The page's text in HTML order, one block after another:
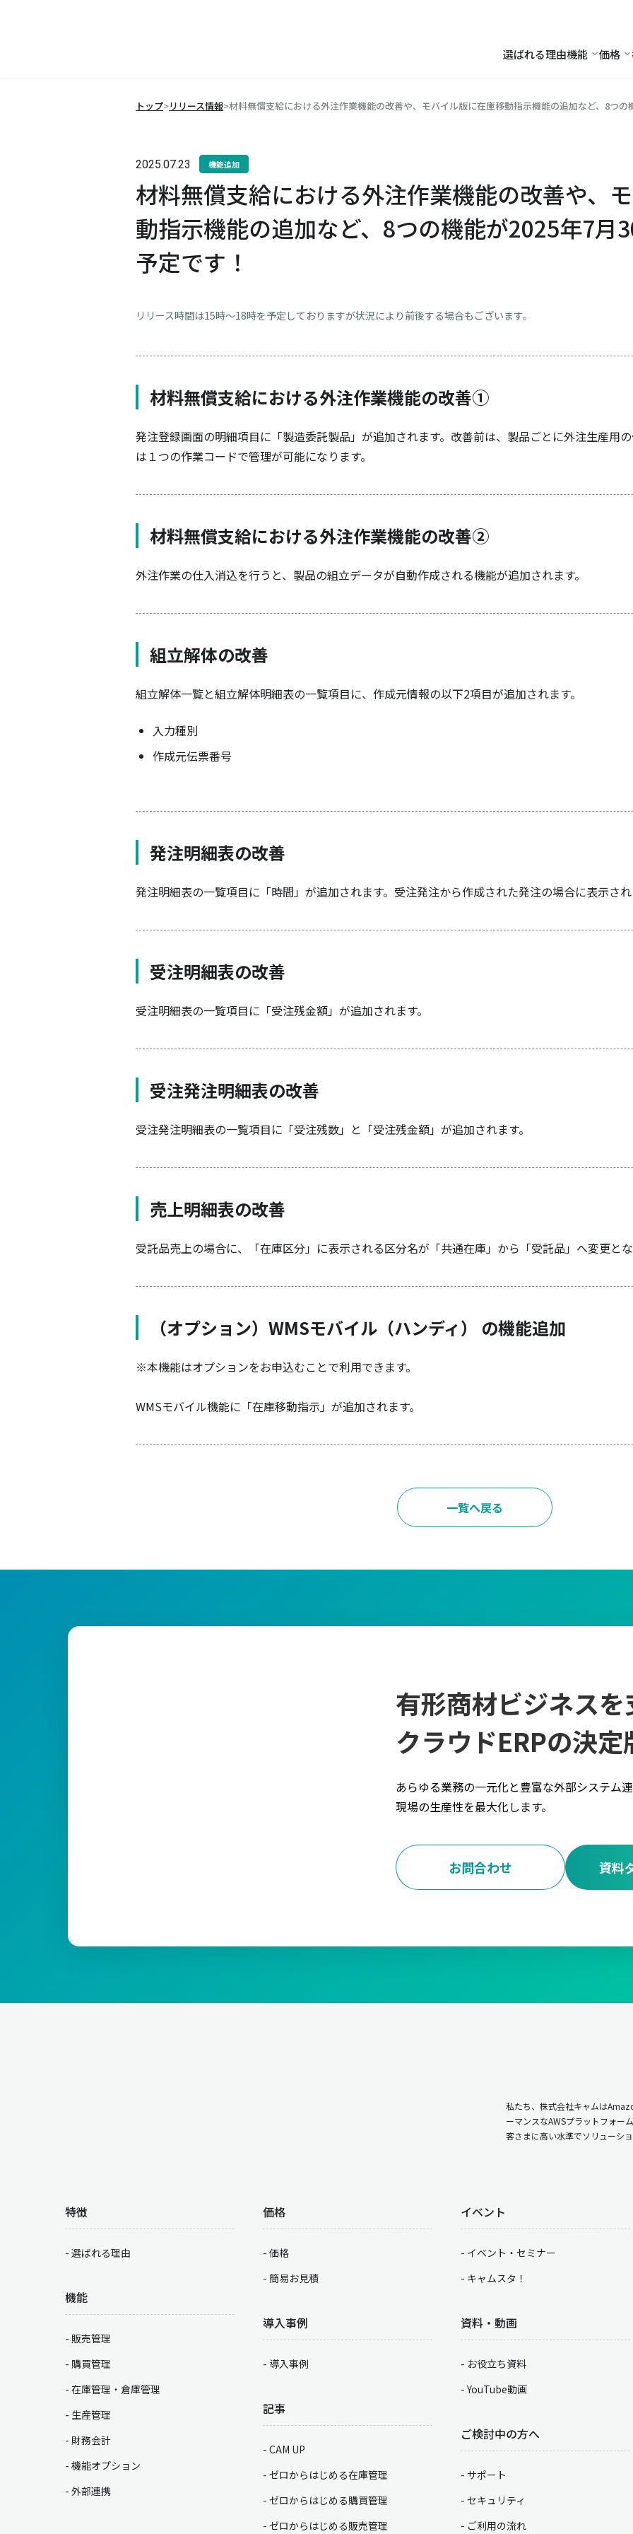
選ばれる理由機能 機能
価格
トップ>リリース情報>材料無償支給における外注作業機能の改善や、モバイル版に在庫移動指示機能の追加など、8つ
2025.07.23 機能追加
材料無償支給における外注作業機能の改善や、
動指示機能の追加など、8つの機能が2025年7月
予定です！
リリース時間は15時～18時を予定しておりますが状況により前後する場合もございます。
材料無償支給における外注作業機能の改善①
発注登録画面の明細項目に「製造委託製品」が追加されます。改善前は、製品ごとに外注生産用
は１つの作業コードで管理が可能になります。
材料無償支給における外注作業機能の改善②
外注作業の仕入消込を行うと、製品の組立データが自動作成される機能が追加されます。
組立解体の改善
組立解体一覧と組立解体明細表の一覧項目に、作成元情報の以下2項目が追加されます。
入力種別
作成元伝票番号
発注明細表の改善
発注明細表の一覧項目に「時間」が追加されます。受注発注から作成された発注の場合に表示さ
受注明細表の改善
受注明細表の一覧項目に「受注残金額」が追加されます。
受注発注明細表の改善
受注発注明細表の一覧項目に「受注残数」と「受注残金額」が追加されます。
売上明細表の改善
受託品売上の場合に、「在庫区分」に表示される区分名が「共通在庫」から「受託品」へ変更と
（オプション）WMSモバイル（ハンディ） の機能追加
※本機能はオプションをお申込むことで利用できます。
WMSモバイル機能に「在庫移動指示」が追加されます。
一覧へ戻る
有形商材ビジネスを
クラウドERPの決定
あらゆる業務の一元化と豊富な外部システム
現場の生産性を最大化します。
資料
お問合わせ
私たち、株式会社キャムは
ーマンスなAWSプラットフォー
客さまに高い水準でソリューシ
特徴
選ばれる理由
機能
販売管理
購買管理
在庫管理・倉庫管理
生産管理
財務会計
機能オプション
外部連携
価格
価格
簡易お見積
導入事例
導入事例
記事
CAM UP
ゼロからはじめる在庫管理
ゼロからはじめる購買管理
ゼロからはじめる販売管理
イベント
イベント・セミナー
キャムスタ！
資料・動画
お役立ち資料
YouTube動画
ご検討中の方へ
サポート
セキュリティ
ご利用の流れ